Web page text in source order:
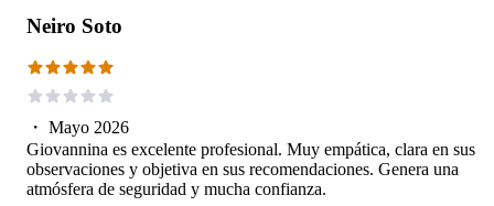
Neiro Soto
・ Mayo 2026
Giovannina es excelente profesional. Muy empática, clara en sus
observaciones y objetiva en sus recomendaciones. Genera una
atmósfera de seguridad y mucha confianza.